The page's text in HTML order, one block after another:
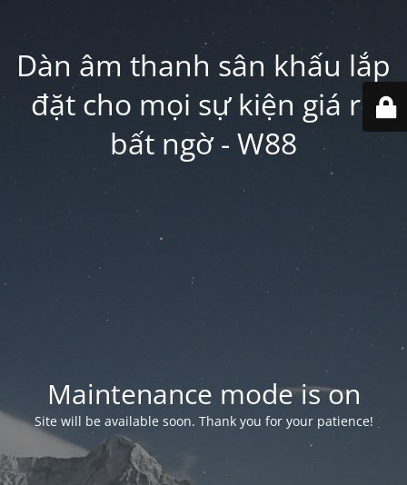
Dàn âm thanh sân khấu lắp
đặt cho mọi sự kiện giá rẻ
bất ngờ - W88
Maintenance mode is on
Site will be available soon. Thank you for your patience!